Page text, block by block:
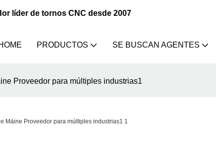
líder de tornos CNC desde 2007
PRODUCTOS SE BUSCAN AGENTES
Proveedor para múltiples industrias1